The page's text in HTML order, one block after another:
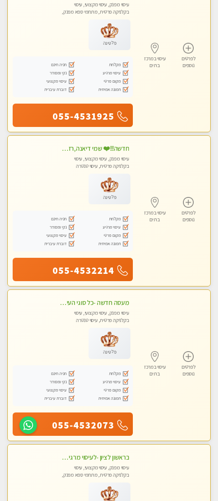
לפרטים
נוספים
עיסוי במרכז
בת ים
עיסוי מפנק, עיסוי מקצועי, עיסוי
בקלניקה פרטית, מתחמי ספא מפנק,
פלטינה
מקלחת
חניה חינם
עיסוי מרגיע
נקי ומסודר
מקום פרטי
עיסוי מקצועי
תמונה אמיתית
דוברת עיברית
055-4531925
לפרטים
נוספים
עיסוי במרכז
בת ים
חדשה‼️❤️ שמי דיאנה,רזה,מעסה מקצועית ואיכותית מומלץ!!!!
עיסוי מפנק, עיסוי מקצועי, עיסוי
בקלניקה פרטית, עיסוי טנטרה
פלטינה
מקלחת
חניה חינם
עיסוי מרגיע
נקי ומסודר
מקום פרטי
עיסוי מקצועי
תמונה אמיתית
דוברת עיברית
055-4532214
לפרטים
נוספים
עיסוי במרכז
בת ים
מעסה חדשה -כל סוגי העיסויים מעסה מקצועית ואיכותית פרטי!!!מומלץ לחלוטין!! Highly recommended
עיסוי מפנק, עיסוי מקצועי, עיסוי
בקלניקה פרטית, עיסוי טנטרה
פלטינה
מקלחת
חניה חינם
עיסוי מרגיע
נקי ומסודר
מקום פרטי
עיסוי מקצועי
תמונה אמיתית
דוברת עיברית
055-4532073
בראשון לציון -לעיסוי מרגיע ומפנק VIP-מומלץ לחלוטין! פרטי! ​​​​​​ Highly recommended
עיסוי מפנק, עיסוי מקצועי, עיסוי
בקלניקה פרטית, מתחמי ספא מפנק,